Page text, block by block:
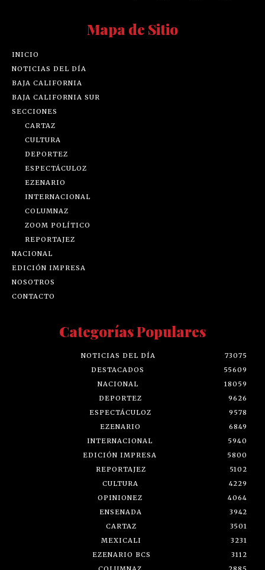
Mapa de Sitio
INICIO
NOTICIAS DEL DÍA
BAJA CALIFORNIA
BAJA CALIFORNIA SUR
SECCIONES
CARTAZ
CULTURA
DEPORTEZ
ESPECTÁCULOZ
EZENARIO
INTERNACIONAL
COLUMNAZ
ZOOM POLÍTICO
REPORTAJEZ
NACIONAL
EDICIÓN IMPRESA
NOSOTROS
CONTACTO
Categorías Populares
NOTICIAS DEL DÍA
73075
DESTACADOS
55609
NACIONAL
18059
DEPORTEZ
9626
ESPECTÁCULOZ
9578
EZENARIO
6849
INTERNACIONAL
5940
EDICIÓN IMPRESA
5800
REPORTAJEZ
5102
CULTURA
4229
OPINIONEZ
4064
ENSENADA
3942
CARTAZ
3501
MEXICALI
3231
EZENARIO BCS
3112